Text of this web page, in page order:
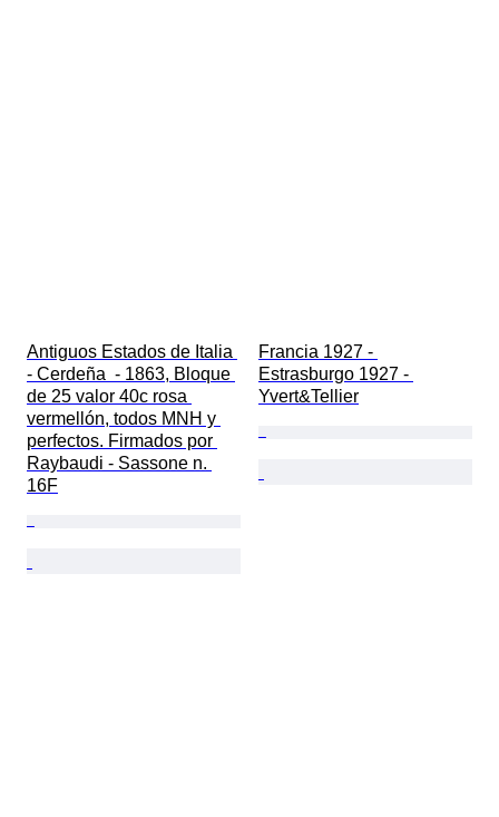
Antiguos Estados de Italia
- Cerdeña  - 1863, Bloque
de 25 valor 40c rosa
vermellón, todos MNH y
perfectos. Firmados por
Raybaudi - Sassone n.
16F
Francia 1927 -
Estrasburgo 1927 -
Yvert&Tellier